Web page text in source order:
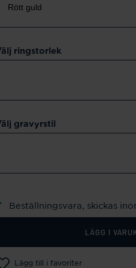
ringstorlek
gravyrstil
Beställningsvara, skickas
LÄGG I
Lägg till i favoriter